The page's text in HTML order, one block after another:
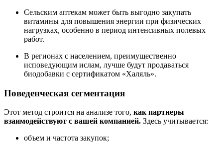
Сельским аптекам может быть выгодно закупать
витамины для повышения энергии при физических
нагрузках, особенно в период интенсивных полевых
работ.
В регионах с населением, преимущественно
исповедующим ислам, лучше будут продаваться
биодобавки с сертификатом «Халяль».
Поведенческая сегментация
Этот метод строится на анализе того, как партнеры
взаимодействуют с вашей компанией. Здесь учитывается:
объем и частота закупок;